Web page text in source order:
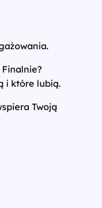
i które lubią.
Twoją